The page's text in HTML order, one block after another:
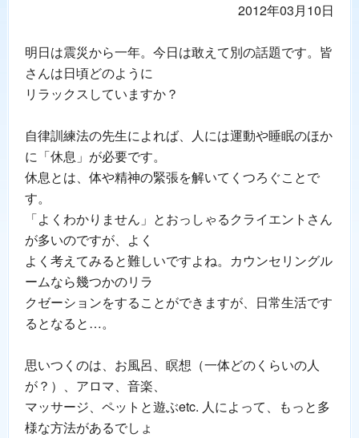
2012年03月10日
明日は震災から一年。今日は敢えて別の話題です。皆
さんは日頃どのように
リラックスしていますか？
自律訓練法の先生によれば、人には運動や睡眠のほか
に「休息」が必要です。
休息とは、体や精神の緊張を解いてくつろぐことで
す。
「よくわかりません」とおっしゃるクライエントさん
が多いのですが、よく
よく考えてみると難しいですよね。カウンセリングル
ームなら幾つかのリラ
クゼーションをすることができますが、日常生活です
るとなると…。
思いつくのは、お風呂、瞑想（一体どのくらいの人
が？）、アロマ、音楽、
マッサージ、ペットと遊ぶetc. 人によって、もっと多
様な方法があるでしょ